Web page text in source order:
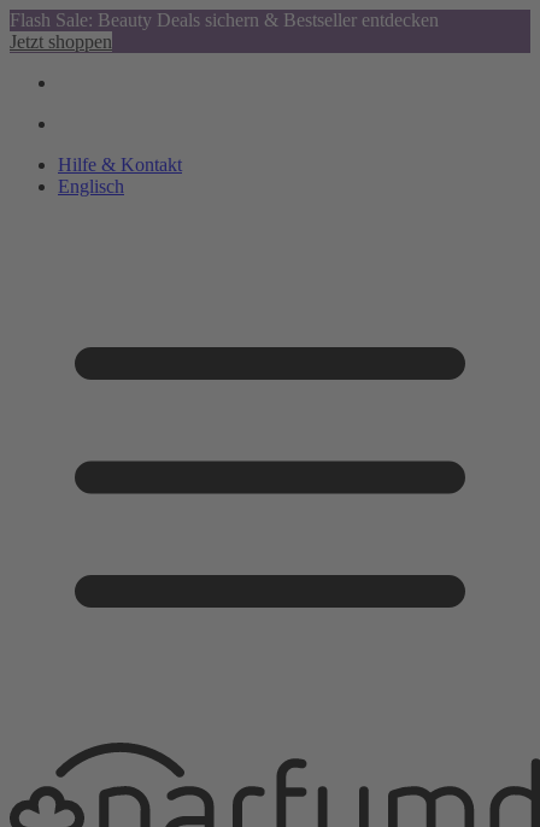
Flash Sale: Beauty Deals sichern & Bestseller entdecken
Jetzt shoppen
Hilfe & Kontakt
Englisch